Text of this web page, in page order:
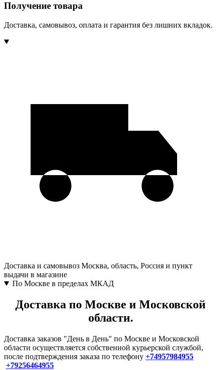
Получение товара
Доставка, самовывоз, оплата и гарантия без лишних вкладок.
Доставка и самовывоз Москва, область, Россия и пункт
выдачи в магазине
По Москве в пределах МКАД
Доставка по Москве и Московской
области.
Доставка заказов "День в День" по Москве и Московской
области осуществляется собственной курьерской службой,
после подтверждения заказа по телефону +74957984955
+79256464955